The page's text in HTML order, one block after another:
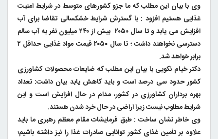
وی با بیان این مطلب که ما جزو کشورهای متوسط در شرایط امنیت
غذایی هستیم افزود : با گسترش شرایط خشکسالی تقاضا برای آب
افزایش می یابد و تا سال ۲۰۵۰ بیش از ۲۴۰ میلیون نفر به آب سالم
دسترسی نخواهند داشت ؛ تا سال ۲۰۵۰ قیمت مواد غذایی حداقل ۲
برابر خواهد شد.
دکتر خیام نکویی با بیان این مطلب که ضایعات محصولات کشاورزی
کشور حدود سی درصد است و باید کاهش یابد بیان داشت: تعداد
بهره برداران کشاورزی در کشور، مدام در حال افزایش است و این
شرایط مطلوب نیست زیرا اراضی در حال خرد شدن هستند.
وی خاطر نشان ساخت : طبق فرمایشات مقام معظم رهبری ما باید
علاوه بر تأمین غذای کشور توانایی صادرات غذا را نیز داشته باشیم؛